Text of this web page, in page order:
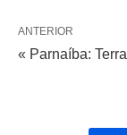
ANTERIOR
« Parnaíba: